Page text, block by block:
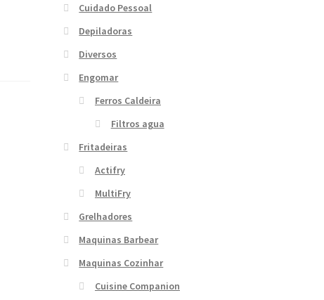
Cuidado Pessoal
Depiladoras
Diversos
Engomar
Ferros Caldeira
Filtros agua
Fritadeiras
Actifry
MultiFry
Grelhadores
Maquinas Barbear
Maquinas Cozinhar
Cuisine Companion